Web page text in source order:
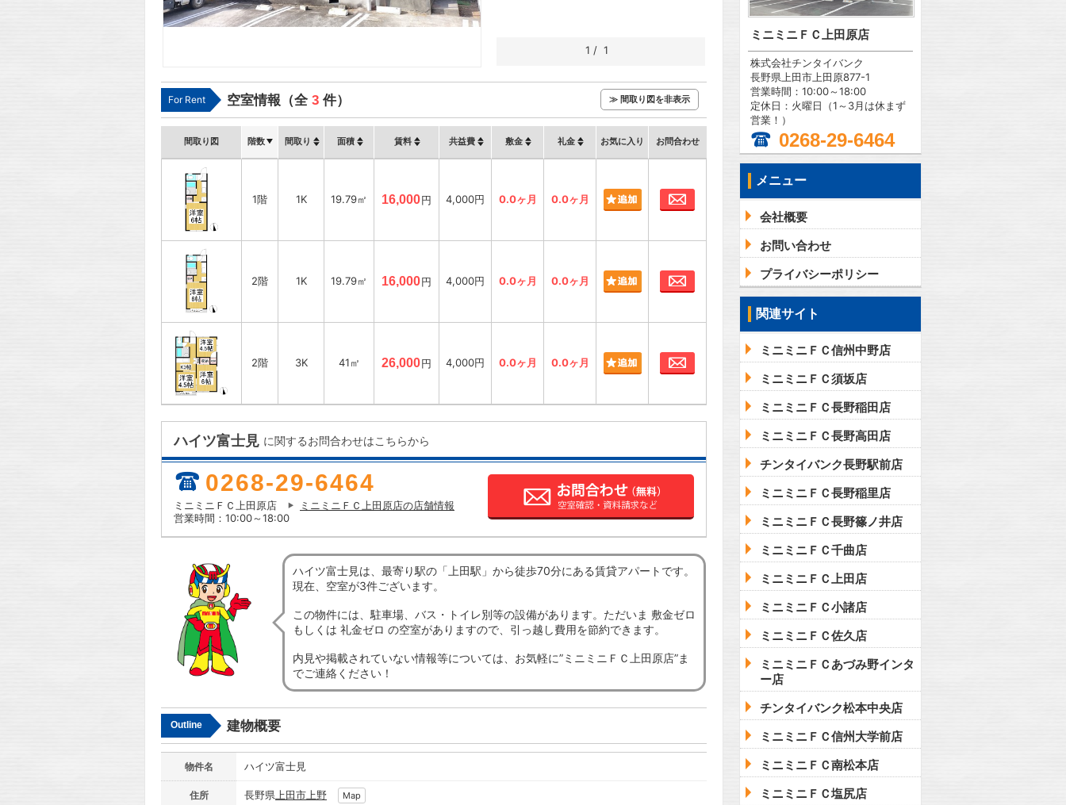
1 / 1
For Rent 空室情報（全 3 件） ≫ 間取り図を非表示
間取り図 階数 間取り 面積 賃料 共益費 敷金 礼金 お気に入り お問合わせ
1階 1K 19.79㎡ 16,000円 4,000円 0.0ヶ月 0.0ヶ月
2階 1K 19.79㎡ 16,000円 4,000円 0.0ヶ月 0.0ヶ月 お問合わせ
2階 3K 41㎡ 26,000円 4,000円 0.0ヶ月 0.0ヶ月 お問合わせ
ハイツ富士見 に関するお問合わせはこちらから
0268-29-6464
ミニミニＦＣ上田原店
ミニミニＦＣ上田原店の店舗情報
営業時間：10:00～18:00
ハイツ富士見は、最寄り駅の「上田駅」から徒歩70分にある賃貸アパートです。
現在、空室が3件ございます。
この物件には、駐車場、バス・トイレ別等の設備があります。ただいま 敷金ゼロ
もしくは 礼金ゼロ の空室がありますので、引っ越し費用を節約できます。
内見や掲載されていない情報等については、お気軽に”ミニミニＦＣ上田原店”ま
でご連絡ください！
Outline 建物概要
物件名 ハイツ富士見
住所 長野県 上田市 上野 Map
ミニミニＦＣ上田原店
株式会社チンタイバンク
長野県上田市上田原877-1
営業時間：10:00～18:00
定休日：火曜日（1～3月は休まず
営業！）
0268-29-6464
メニュー
会社概要
お問い合わせ
プライバシーポリシー
関連サイト
ミニミニＦＣ信州中野店
ミニミニＦＣ須坂店
ミニミニＦＣ長野稲田店
ミニミニＦＣ長野高田店
チンタイバンク長野駅前店
ミニミニＦＣ長野稲里店
ミニミニＦＣ長野篠ノ井店
ミニミニＦＣ千曲店
ミニミニＦＣ上田店
ミニミニＦＣ小諸店
ミニミニＦＣ佐久店
ミニミニＦＣあづみ野インタ
ー店
チンタイバンク松本中央店
ミニミニＦＣ信州大学前店
ミニミニＦＣ南松本店
ミニミニＦＣ塩尻店